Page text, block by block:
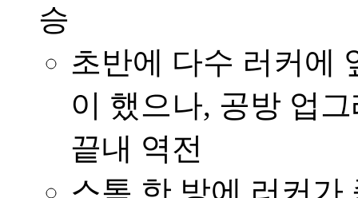
승
초반에 다수 러커에
이 했으나, 공방 업
끝내 역전
스톰 한 방에 러커가